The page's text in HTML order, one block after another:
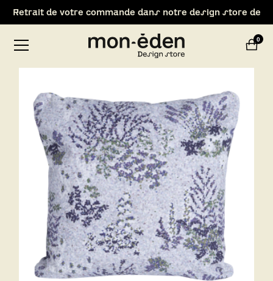
Retrait de votre commande dans notre design store de
Lyon-Brignais 0